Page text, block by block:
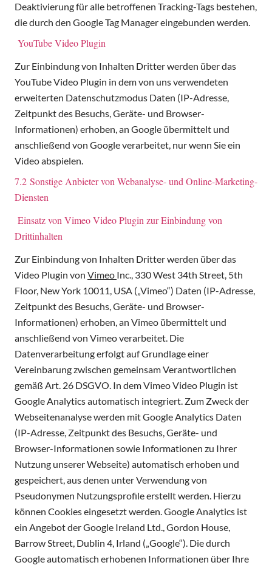
Deaktivierung für alle betroffenen Tracking-Tags bestehen,
die durch den Google Tag Manager eingebunden werden.
YouTube Video Plugin
Zur Einbindung von Inhalten Dritter werden über das
YouTube Video Plugin in dem von uns verwendeten
erweiterten Datenschutzmodus Daten (IP-Adresse,
Zeitpunkt des Besuchs, Geräte- und Browser-
Informationen) erhoben, an Google übermittelt und
anschließend von Google verarbeitet, nur wenn Sie ein
Video abspielen.
7.2 Sonstige Anbieter von Webanalyse- und Online-Marketing-
Diensten
Einsatz von Vimeo Video Plugin zur Einbindung von
Drittinhalten
Zur Einbindung von Inhalten Dritter werden über das
Video Plugin von Vimeo Inc., 330 West 34th Street, 5th
Floor, New York 10011, USA („Vimeo“) Daten (IP-Adresse,
Zeitpunkt des Besuchs, Geräte- und Browser-
Informationen) erhoben, an Vimeo übermittelt und
anschließend von Vimeo verarbeitet. Die
Datenverarbeitung erfolgt auf Grundlage einer
Vereinbarung zwischen gemeinsam Verantwortlichen
gemäß Art. 26 DSGVO. In dem Vimeo Video Plugin ist
Google Analytics automatisch integriert. Zum Zweck der
Webseitenanalyse werden mit Google Analytics Daten
(IP-Adresse, Zeitpunkt des Besuchs, Geräte- und
Browser-Informationen sowie Informationen zu Ihrer
Nutzung unserer Webseite) automatisch erhoben und
gespeichert, aus denen unter Verwendung von
Pseudonymen Nutzungsprofile erstellt werden. Hierzu
können Cookies eingesetzt werden. Google Analytics ist
ein Angebot der Google Ireland Ltd., Gordon House,
Barrow Street, Dublin 4, Irland („Google“). Die durch
Google automatisch erhobenen Informationen über Ihre